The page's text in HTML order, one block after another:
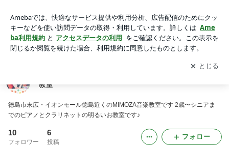
アプリをダウンロードして ブログの更新通知
を受け取りまし
ょう。
開く
教室
徳島市末広・イオンモール徳島近くのMIMOZA音楽教室です 2歳〜シニアま
でのピアノとクラリネットの明るいお教室です♪
10
フォロワー
6
投稿
フォロー